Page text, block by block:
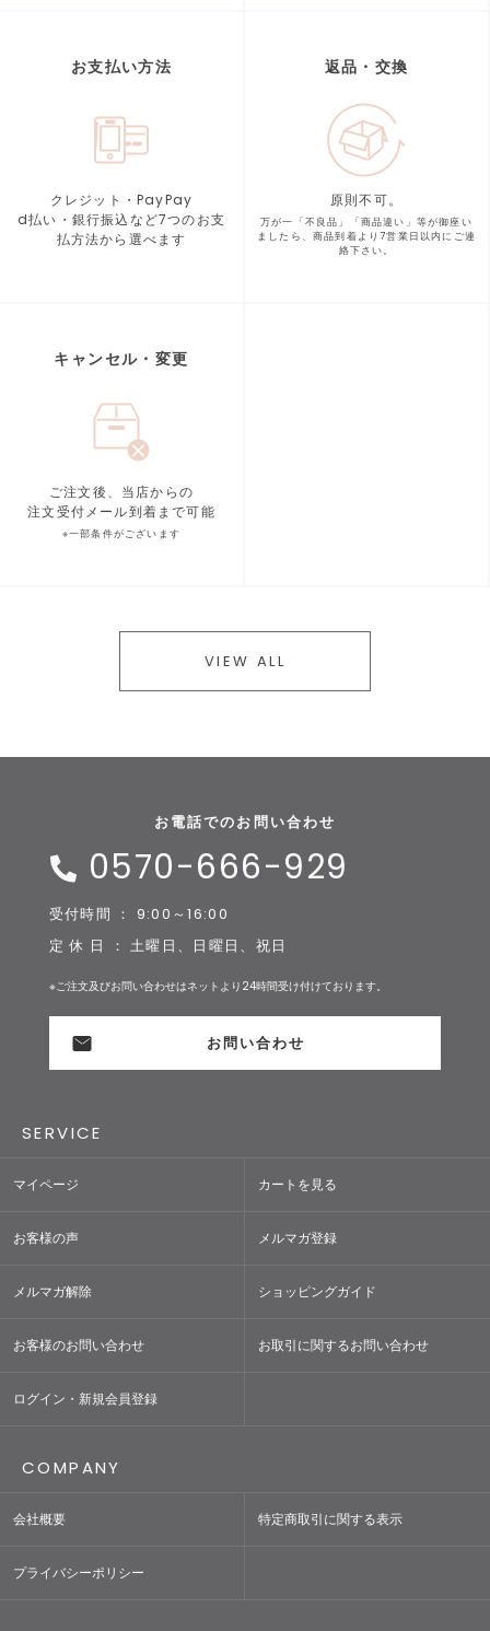
お支払い方法
クレジット・PayPay
d払い・銀行振込など7つのお支
払方法から選べます
返品・交換
原則不可。
万が一「不良品」「商品違い」等が御座い
ましたら、商品到着より7営業日以内にご連
絡下さい。
キャンセル・変更
ご注文後、当店からの
注文受付メール到着まで可能
※一部条件がございます
VIEW ALL
お電話でのお問い合わせ
0570-666-929
受付時間 ： 9:00～16:00
定 休 日 ： 土曜日、日曜日、祝日
※ご注文及びお問い合わせはネットより24時間受け付けております。
お問い合わせ
SERVICE
マイページ カートを見る
お客様の声 メルマガ登録
メルマガ解除 ショッピングガイド
お客様のお問い合わせ お取引に関するお問い合わせ
ログイン・新規会員登録
COMPANY
会社概要 特定商取引に関する表示
プライバシーポリシー